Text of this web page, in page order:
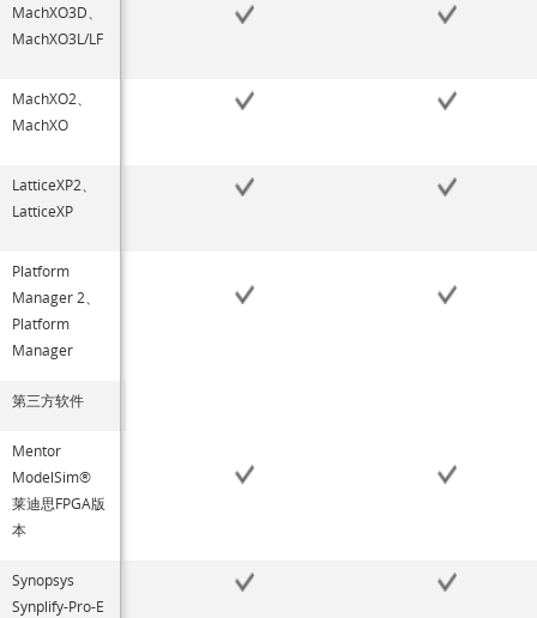
MachXO3D、
MachXO3L/LF
MachXO2、
MachXO
LatticeXP2、
LatticeXP
Platform
Manager 2、
Platform
Manager
第三方软件
Mentor
ModelSim®
莱迪思FPGA版
本
Synopsys
Synplify-Pro-E